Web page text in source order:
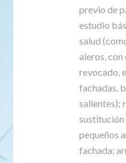
previo de
estudio
salud
aleros, con
revocado,
fachadas,
salientes);
sustitución
pequeños
fachada;